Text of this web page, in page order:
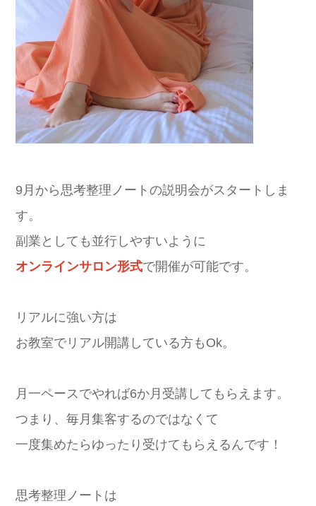
9月から思考整理ノートの説明会がスタートしま
す。
副業としても並行しやすいように
オンラインサロン形式で開催が可能です。
リアルに強い方は
お教室でリアル開講している方もOk。
月一ペースでやれば6か月受講してもらえます。
つまり、毎月集客するのではなくて
一度集めたらゆったり受けてもらえるんです！
思考整理ノートは